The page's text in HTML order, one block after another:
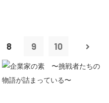
8 9 10